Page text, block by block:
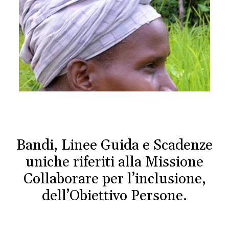
Bandi, Linee Guida e Scadenze
uniche riferiti alla Missione
Collaborare per l’inclusione,
dell’Obiettivo Persone.